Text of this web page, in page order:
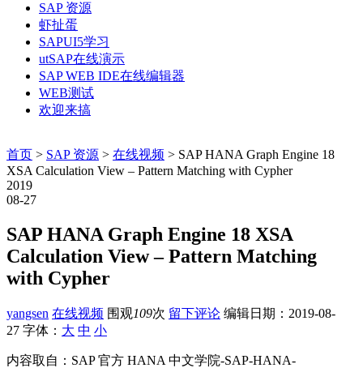
SAP 资源
虾扯蛋
SAPUI5学习
utSAP在线演示
SAP WEB IDE在线编辑器
WEB测试
欢迎来搞
首页 > SAP 资源 > 在线视频 > SAP HANA Graph Engine 18
XSA Calculation View – Pattern Matching with Cypher
2019
08-27
SAP HANA Graph Engine 18 XSA
Calculation View – Pattern Matching
with Cypher
yangsen 在线视频 围观109次 留下评论 编辑日期： 2019-08-
27 字体： 大 中 小
内容取自：SAP 官方 HANA 中文学院-SAP-HANA-